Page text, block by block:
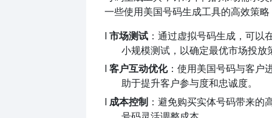
一些使用美国号码生成工具的高效策略
l 市场测试 ：通过虚拟号码生成，可以
小规模测试，以确定最优市场投放
客户互动优化：使用美国号码与客户
助于提升客户参与度和忠诚度。
l 成本控制 ：避免购买实体号码带来的